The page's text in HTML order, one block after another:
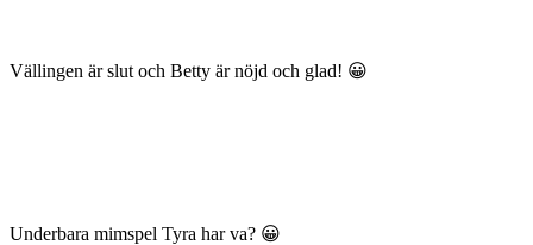
Vällingen är slut och Betty är nöjd och glad! 😀
Underbara mimspel Tyra har va? 😀